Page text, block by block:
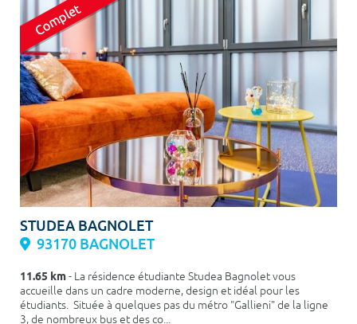
STUDEA BAGNOLET
93170 BAGNOLET
11.65 km- La résidence étudiante Studea Bagnolet vous
accueille dans un cadre moderne, design et idéal pour les
étudiants. Située à quelques pas du métro "Gallieni" de la ligne
3, de nombreux bus et des co...